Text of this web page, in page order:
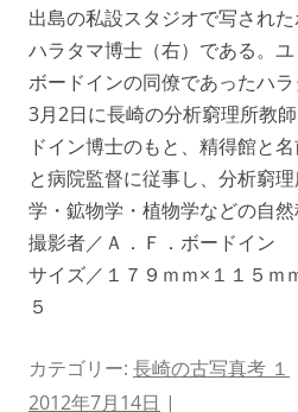
出島の私設スタジオで写され
ハラタマ博士（右）である。
ボードインの同僚であったハ
3月2日に長崎の分析窮理所教
ドイン博士のもと、精得館と
と病院監督に従事し、分析窮
学・鉱物学・植物学などの自然
撮影者／Ａ．Ｆ．ボードイ
サイズ／１７９ｍｍ×１１５
５
カテゴリー: 長崎の古写真考 １
2012年7月14日 |